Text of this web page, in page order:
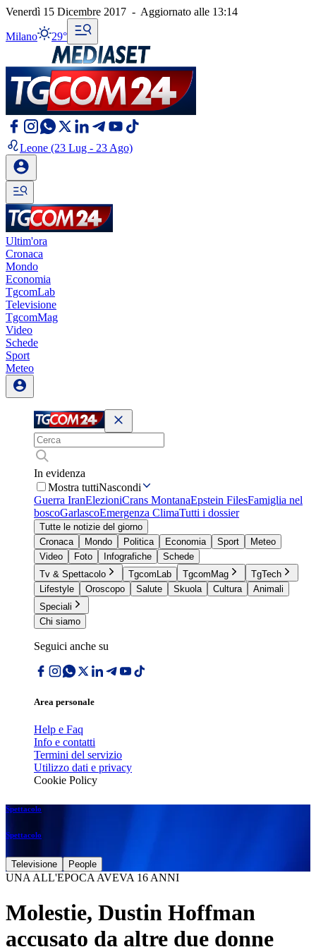
Venerdì 15 Dicembre 2017 - Aggiornato alle 13:14
Milano 29°
Leone (23 Lug - 23 Ago)
Ultim'ora
Cronaca
Mondo
Economia
TgcomLab
Televisione
TgcomMag
Video
Schede
Sport
Meteo
In evidenza
Mostra tuttiNascondi
Guerra IranElezioniCrans MontanaEpstein FilesFamiglia nel
boscoGarlascoEmergenza ClimaTutti i dossier
Tutte le notizie del giorno
Cronaca
Mondo Politica Economia Sport
Meteo
Video
Foto Infografiche
Schede
Tv & Spettacolo
TgcomLab TgcomMag
TgTech
Lifestyle
Oroscopo Salute Skuola Cultura
Animali
Speciali
Chi siamo
Seguici anche su
Area personale
Help e Faq
Info e contatti
Termini del servizio
Utilizzo dati e privacy
Cookie Policy
Spettacolo
Spettacolo
Televisione People
UNA ALL'EPOCA AVEVA 16 ANNI
Molestie, Dustin Hoffman
accusato da altre due donne